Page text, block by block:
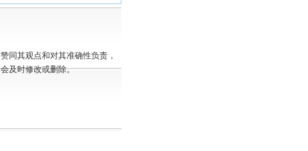
同其观点和对其准确性负责，
及时修改或删除。